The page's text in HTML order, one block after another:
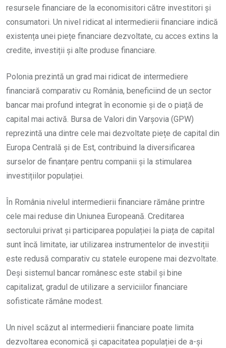
resursele financiare de la economisitori către investitori și
consumatori. Un nivel ridicat al intermedierii financiare indică
existența unei piețe financiare dezvoltate, cu acces extins la
credite, investiții și alte produse financiare.
Polonia prezintă un grad mai ridicat de intermediere
financiară comparativ cu România, beneficiind de un sector
bancar mai profund integrat în economie și de o piață de
capital mai activă. Bursa de Valori din Varșovia (GPW)
reprezintă una dintre cele mai dezvoltate piețe de capital din
Europa Centrală și de Est, contribuind la diversificarea
surselor de finanțare pentru companii și la stimularea
investițiilor populației.
În România nivelul intermedierii financiare rămâne printre
cele mai reduse din Uniunea Europeană. Creditarea
sectorului privat și participarea populației la piața de capital
sunt încă limitate, iar utilizarea instrumentelor de investiții
este redusă comparativ cu statele europene mai dezvoltate.
Deși sistemul bancar românesc este stabil și bine
capitalizat, gradul de utilizare a serviciilor financiare
sofisticate rămâne modest.
Un nivel scăzut al intermedierii financiare poate limita
dezvoltarea economică și capacitatea populației de a-și